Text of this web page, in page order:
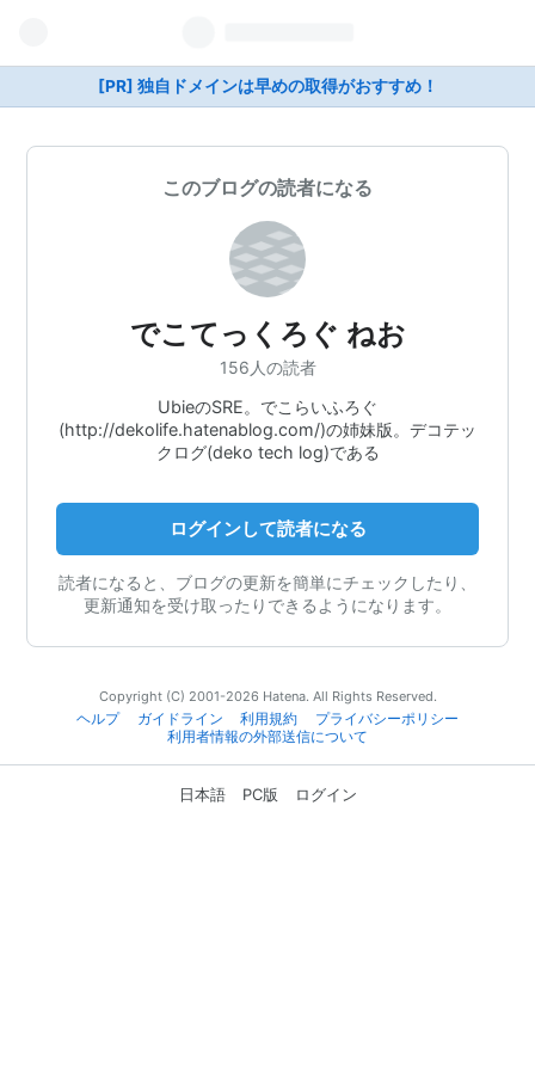
[PR] 独自ドメインは早めの取得がおすすめ！
このブログの読者になる
でこてっくろぐ ねお
156人の読者
UbieのSRE。でこらいふろぐ
(http://dekolife.hatenablog.com/)の姉妹版。デコテッ
クログ(deko tech log)である
ログインして読者になる
読者になると、ブログの更新を簡単にチェックしたり、
更新通知を受け取ったりできるようになります。
Copyright (C) 2001-2026 Hatena. All Rights Reserved.
ヘルプ
ガイドライン 利用規約
プライバシーポリシー
利用者情報の外部送信について
日本語 PC版 ログイン